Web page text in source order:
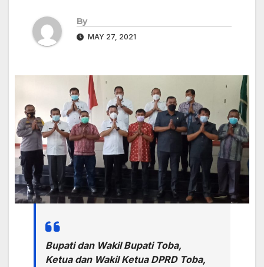
By
MAY 27, 2021
Bupati dan Wakil Bupati Toba,
Ketua dan Wakil Ketua DPRD Toba,